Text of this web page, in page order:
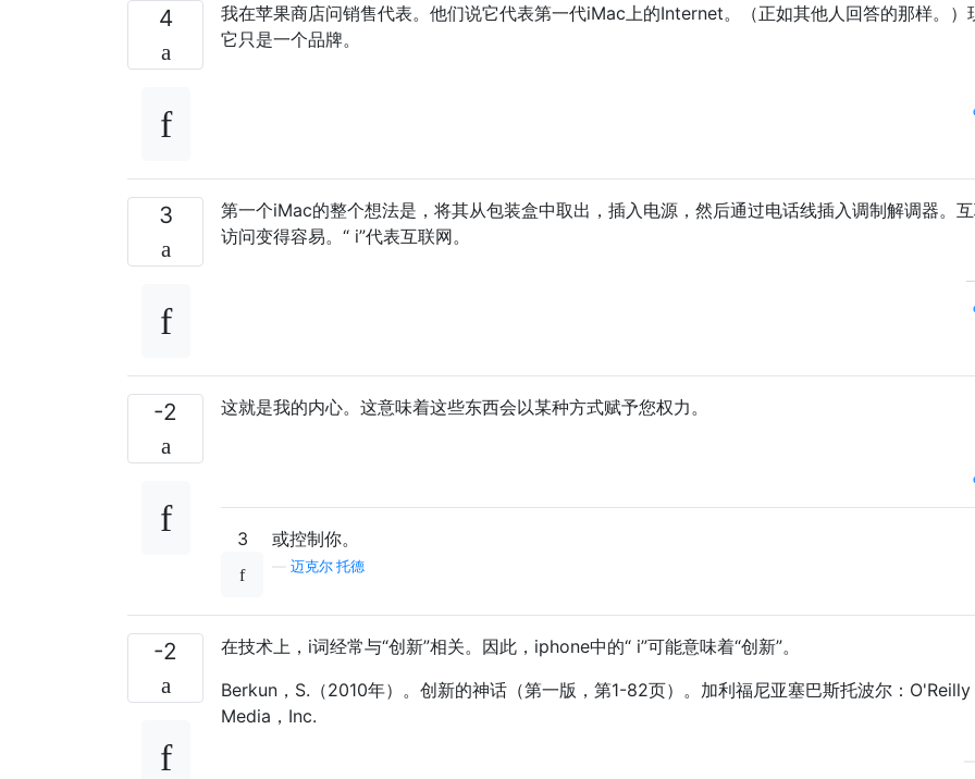
4
我在苹果商店问销售代表。他们说它代表第一代iMac上的Internet。（正如其他人回答的那样。）
它只是一个品牌。
3
第一个iMac的整个想法是，将其从包装盒中取出，插入电源，然后通过电话线插入调制解调器。
访问变得容易。“ i”代表互联网。
-2 这就是我的内心。这意味着这些东西会以某种方式赋予您权力。
3 或控制你。
迈克尔·托德
-2
在技​​术上，i词经常与“创新”相关。因此，iphone中的“ i”可能意味着“创新”。
Berkun，S.（2010年）。创新的神话（第一版，第1-82页）。加利福尼亚塞巴斯托波尔：O'Reilly
Media，Inc.